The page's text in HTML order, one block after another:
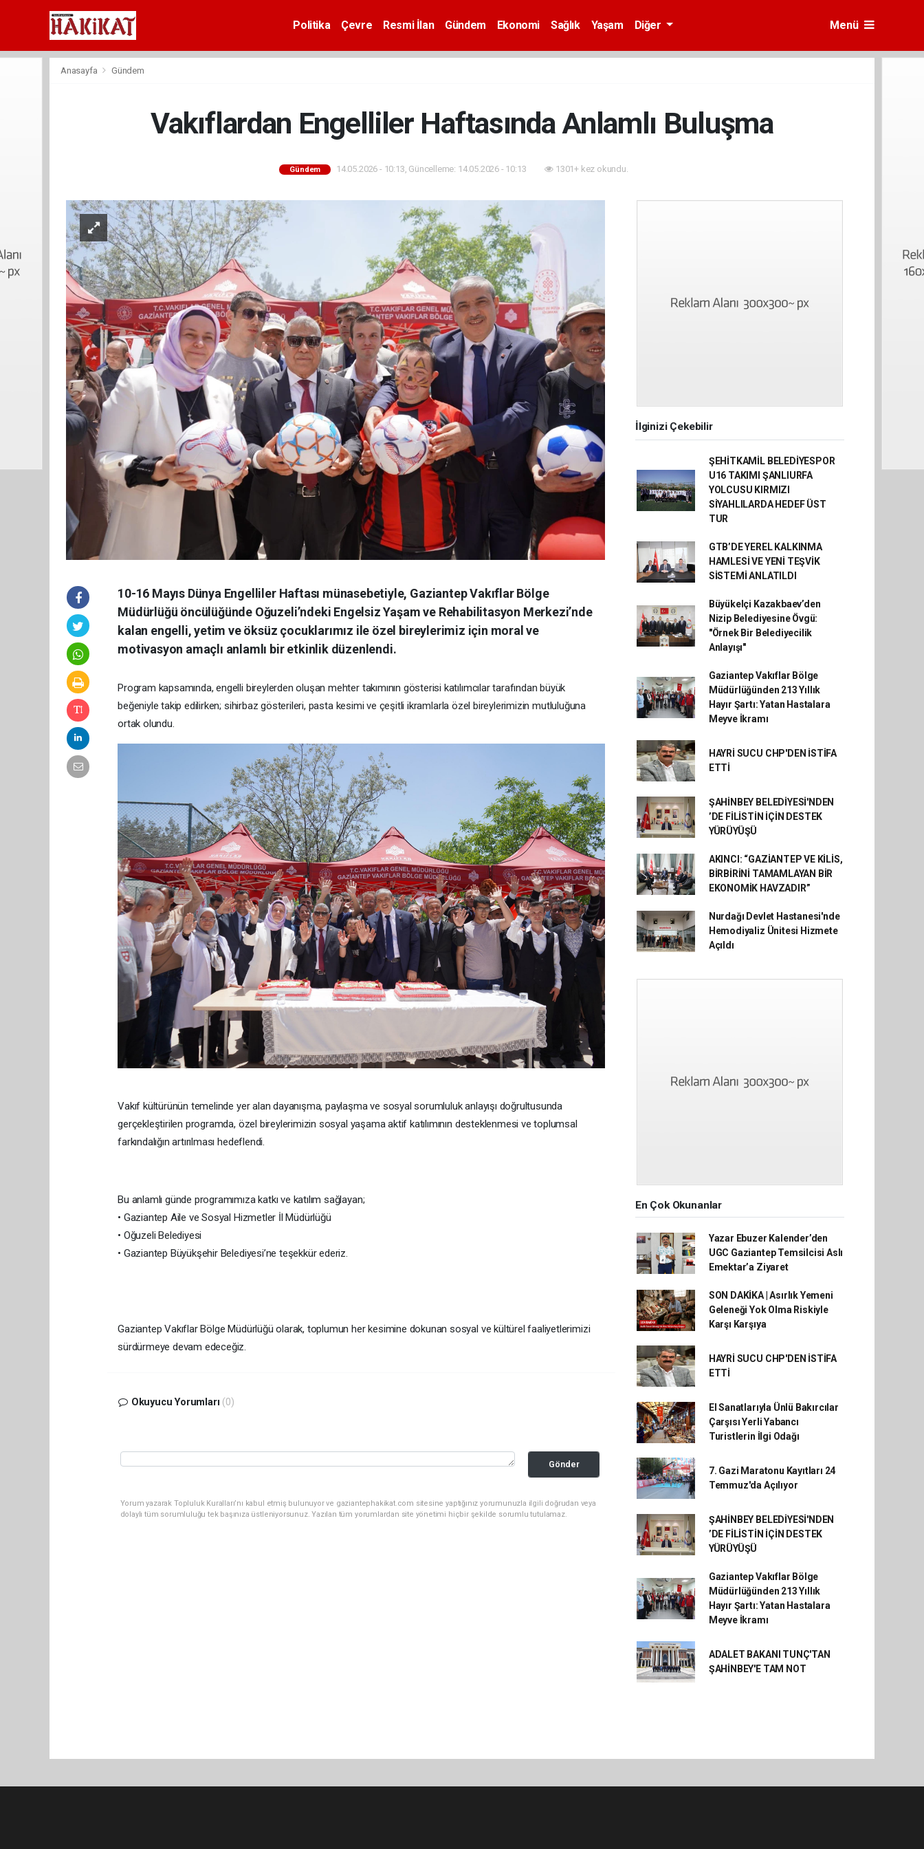
Politika Çevre Resmi İlan Gündem Ekonomi Sağlık Yaşam Diğer Menü
Anasayfa Gündem
Vakıflardan Engelliler Haftasında Anlamlı Buluşma
Gündem 14.05.2026 - 10:13, Güncelleme: 14.05.2026 - 10:13 1301+ kez okundu.
10-16 Mayıs Dünya Engelliler Haftası münasebetiyle, Gaziantep Vakıflar Bölge
Müdürlüğü öncülüğünde Oğuzeli’ndeki Engelsiz Yaşam ve Rehabilitasyon Merkezi’nde
kalan engelli, yetim ve öksüz çocuklarımız ile özel bireylerimiz için moral ve
motivasyon amaçlı anlamlı bir etkinlik düzenlendi.
Program kapsamında, engelli bireylerden oluşan mehter takımının gösterisi katılımcılar tarafından büyük
beğeniyle takip edilirken; sihirbaz gösterileri, pasta kesimi ve çeşitli ikramlarla özel bireylerimizin mutluluğuna
ortak olundu.
Vakıf kültürünün temelinde yer alan dayanışma, paylaşma ve sosyal sorumluluk anlayışı doğrultusunda
gerçekleştirilen programda, özel bireylerimizin sosyal yaşama aktif katılımının desteklenmesi ve toplumsal
farkındalığın artırılması hedeflendi.
Bu anlamlı günde programımıza katkı ve katılım sağlayan;
• Gaziantep Aile ve Sosyal Hizmetler İl Müdürlüğü
• Oğuzeli Belediyesi
• Gaziantep Büyükşehir Belediyesi’ne teşekkür ederiz.
Gaziantep Vakıflar Bölge Müdürlüğü olarak, toplumun her kesimine dokunan sosyal ve kültürel faaliyetlerimizi
sürdürmeye devam edeceğiz.
Okuyucu Yorumları (0)
Gönder
Yorum yazarak Topluluk Kuralları’nı kabul etmiş bulunuyor ve gaziantephakikat.com sitesine yaptığınız yorumunuzla ilgili doğrudan veya
dolaylı tüm sorumluluğu tek başınıza üstleniyorsunuz. Yazılan tüm yorumlardan site yönetimi hiçbir şekilde sorumlu tutulamaz.
İlginizi Çekebilir
ŞEHİTKAMİL BELEDİYESPOR
U16 TAKIMI ŞANLIURFA
YOLCUSU KIRMIZI
SİYAHLILARDA HEDEF ÜST
TUR
GTB’DE YEREL KALKINMA
HAMLESİ VE YENİ TEŞVİK
SİSTEMİ ANLATILDI
Büyükelçi Kazakbaev’den
Nizip Belediyesine Övgü:
"Örnek Bir Belediyecilik
Anlayışı"
Gaziantep Vakıflar Bölge
Müdürlüğünden 213 Yıllık
Hayır Şartı: Yatan Hastalara
Meyve İkramı
HAYRİ SUCU CHP'DEN İSTİFA
ETTİ
ŞAHİNBEY BELEDİYESİ'NDEN
’DE FİLİSTİN İÇİN DESTEK
YÜRÜYÜŞÜ
AKINCI: “GAZİANTEP VE KİLİS,
BİRBİRİNİ TAMAMLAYAN BİR
EKONOMİK HAVZADIR”
Nurdağı Devlet Hastanesi'nde
Hemodiyaliz Ünitesi Hizmete
Açıldı
En Çok Okunanlar
Yazar Ebuzer Kalender’den
UGC Gaziantep Temsilcisi Aslı
Emektar’a Ziyaret
SON DAKİKA | Asırlık Yemeni
Geleneği Yok Olma Riskiyle
Karşı Karşıya
HAYRİ SUCU CHP'DEN İSTİFA
ETTİ
El Sanatlarıyla Ünlü Bakırcılar
Çarşısı Yerli Yabancı
Turistlerin İlgi Odağı
7. Gazi Maratonu Kayıtları 24
Temmuz'da Açılıyor
ŞAHİNBEY BELEDİYESİ'NDEN
’DE FİLİSTİN İÇİN DESTEK
YÜRÜYÜŞÜ
Gaziantep Vakıflar Bölge
Müdürlüğünden 213 Yıllık
Hayır Şartı: Yatan Hastalara
Meyve İkramı
ADALET BAKANI TUNÇ'TAN
ŞAHİNBEY'E TAM NOT